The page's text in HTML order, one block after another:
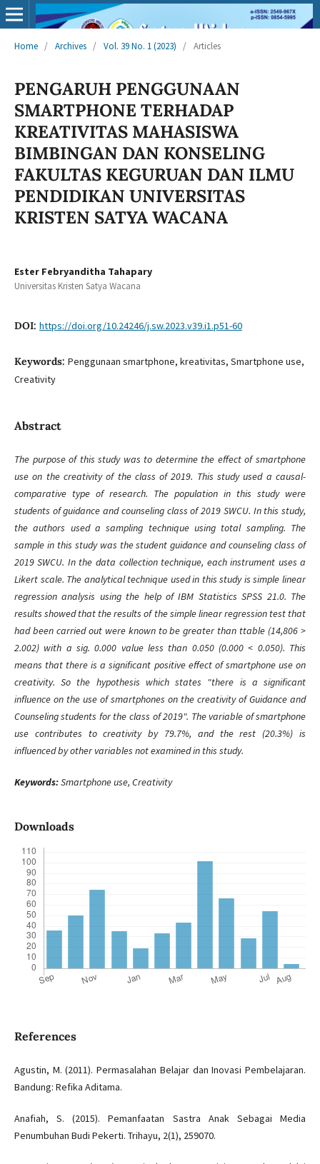
Home / Archives / Vol. 39 No. 1 (2023) / Articles
PENGARUH PENGGUNAAN
SMARTPHONE TERHADAP
KREATIVITAS MAHASISWA
BIMBINGAN DAN KONSELING
FAKULTAS KEGURUAN DAN ILMU
PENDIDIKAN UNIVERSITAS
KRISTEN SATYA WACANA
Ester Febryanditha Tahapary
Universitas Kristen Satya Wacana
DOI: https://doi.org/10.24246/j.sw.2023.v39.i1.p51-60
Keywords: Penggunaan smartphone, kreativitas, Smartphone use,
Creativity
Abstract
The purpose of this study was to determine the effect of smartphone
use on the creativity of the class of 2019. This study used a causal-
comparative type of research. The population in this study were
students of guidance and counseling class of 2019 SWCU. In this study,
the authors used a sampling technique using total sampling. The
sample in this study was the student guidance and counseling class of
2019 SWCU. In the data collection technique, each instrument uses a
Likert scale. The analytical technique used in this study is simple linear
regression analysis using the help of IBM Statistics SPSS 21.0. The
results showed that the results of the simple linear regression test that
had been carried out were known to be greater than ttable (14,806 >
2.002) with a sig. 0.000 value less than 0.050 (0.000 < 0.050). This
means that there is a significant positive effect of smartphone use on
creativity. So the hypothesis which states "there is a significant
influence on the use of smartphones on the creativity of Guidance and
Counseling students for the class of 2019". The variable of smartphone
use contributes to creativity by 79.7%, and the rest (20.3%) is
influenced by other variables not examined in this study.
Keywords:Smartphone use, Creativity
Downloads
References
Agustin, M. (2011). Permasalahan Belajar dan Inovasi Pembelajaran.
Bandung: Refika Aditama.
Anafiah, S. (2015). Pemanfaatan Sastra Anak Sebagai Media
Penumbuhan Budi Pekerti. Trihayu, 2(1), 259070.